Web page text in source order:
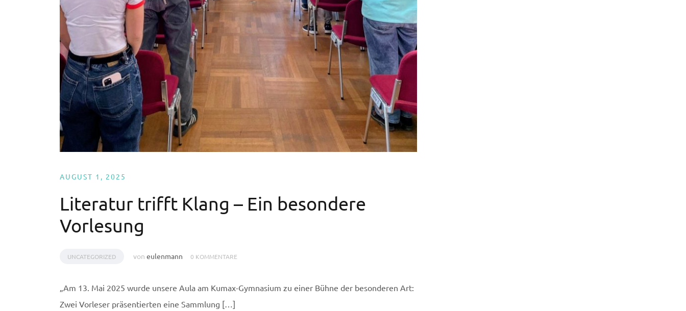
AUGUST 1, 2025
Literatur trifft Klang – Ein besondere
Vorlesung
UNCATEGORIZED von eulenmann 0 KOMMENTARE
„Am 13. Mai 2025 wurde unsere Aula am Kumax-Gymnasium zu einer Bühne der besonderen Art:
Zwei Vorleser präsentierten eine Sammlung […]